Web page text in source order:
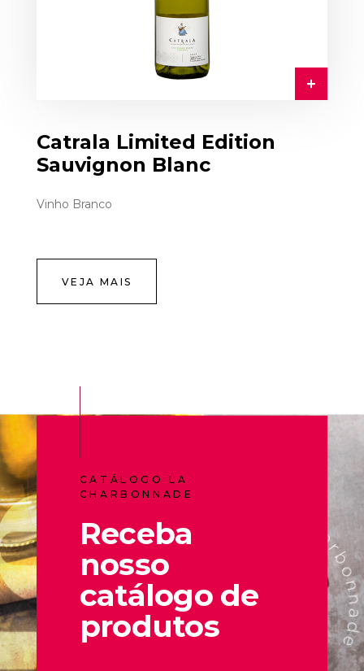
Catrala Limited Edition
Sauvignon Blanc
Vinho Branco
VEJA MAIS
CATÁLOGO LA
CHARBONNADE
Receba
nosso
catálogo de
produtos